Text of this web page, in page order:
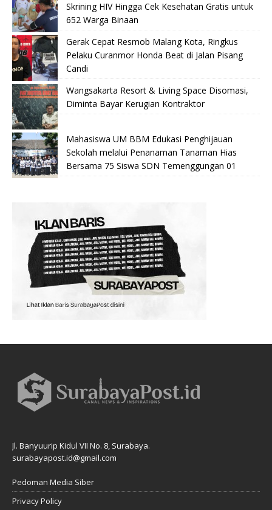
Skrining HIV Hingga Cek Kesehatan Gratis untuk
652 Warga Binaan
Gerak Cepat Resmob Malang Kota, Ringkus
Pelaku Curanmor Honda Beat di Jalan Pisang
Candi
Wangsakarta Resort & Living Space Disomasi,
Diminta Bayar Kerugian Kontraktor
Mahasiswa UM BBM Edukasi Penghijauan
Sekolah melalui Penanaman Tanaman Hias
Bersama 75 Siswa SDN Temenggungan 01
Jl. Banyuurip Kidul VII No. 8, Surabaya.
surabayapost.id@gmail.com
Pedoman Media Siber
Privacy Policy